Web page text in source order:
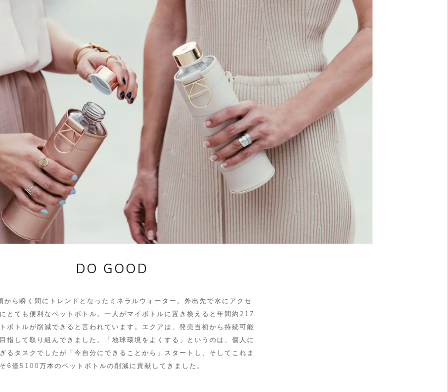
DO GOOD
ら瞬く間にトレンドとなったミネラルウォーター。外出先で水にアクセ
とても便利なペットボトル。一人がマイボトルに置き換えると年間約217
ボトルが削減できると言われています。エクアは、発売当初から持続可能
指して取り組んできました。「地球環境をよくする」というのは、個人に
るタスクでしたが「今自分にできることから」スタートし、そしてこれま
6億5100万本のペットボトルの削減に貢献してきました。